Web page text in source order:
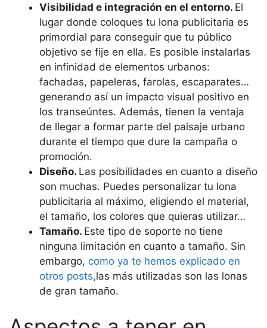
Visibilidad e integración en el entorno. El
lugar donde coloques tu lona publicitaria es
primordial para conseguir que tu público
objetivo se fije en ella. Es posible instalarlas
en infinidad de elementos urbanos:
fachadas, papeleras, farolas, escaparates…
generando así un impacto visual positivo en
los transeúntes. Además, tienen la ventaja
de llegar a formar parte del paisaje urbano
durante el tiempo que dure la campaña o
promoción.
Diseño. Las posibilidades en cuanto a diseño
son muchas. Puedes personalizar tu lona
publicitaria al máximo, eligiendo el material,
el tamaño, los colores que quieras utilizar…
Tamaño. Este tipo de soporte no tiene
ninguna limitación en cuanto a tamaño. Sin
embargo, como ya te hemos explicado en
otros posts,las más utilizadas son las lonas
de gran tamaño.